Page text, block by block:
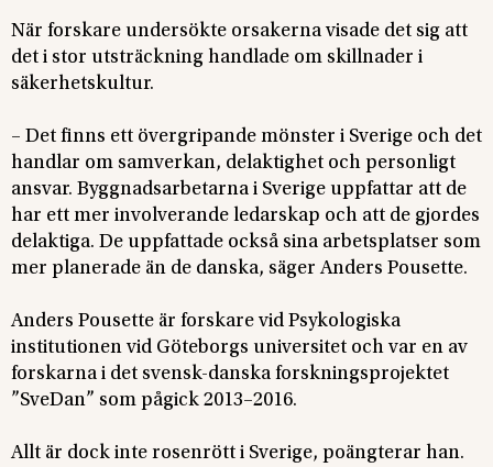
När forskare undersökte orsakerna visade det sig att
det i stor utsträckning handlade om skillnader i
säkerhetskultur.
– Det finns ett övergripande mönster i Sverige och det
handlar om samverkan, delaktighet och personligt
ansvar. Byggnadsarbetarna i Sverige uppfattar att de
har ett mer involverande ledarskap och att de gjordes
delaktiga. De uppfattade också sina arbetsplatser som
mer planerade än de danska, säger Anders Pousette.
Anders Pousette är forskare vid Psykologiska
institutionen vid Göteborgs universitet och var en av
forskarna i det svensk-danska forskningsprojektet
”SveDan” som pågick 2013–2016.
Allt är dock inte rosenrött i Sverige, poängterar han.